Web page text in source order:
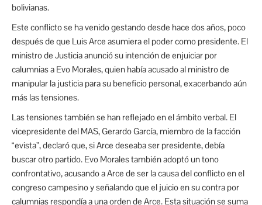
bolivianas.
Este conflicto se ha venido gestando desde hace dos años, poco
después de que Luis Arce asumiera el poder como presidente. El
ministro de Justicia anunció su intención de enjuiciar por
calumnias a Evo Morales, quien había acusado al ministro de
manipular la justicia para su beneficio personal, exacerbando aún
más las tensiones.
Las tensiones también se han reflejado en el ámbito verbal. El
vicepresidente del MAS, Gerardo García, miembro de la facción
“evista”, declaró que, si Arce deseaba ser presidente, debía
buscar otro partido. Evo Morales también adoptó un tono
confrontativo, acusando a Arce de ser la causa del conflicto en el
congreso campesino y señalando que el juicio en su contra por
calumnias respondía a una orden de Arce. Esta situación se suma